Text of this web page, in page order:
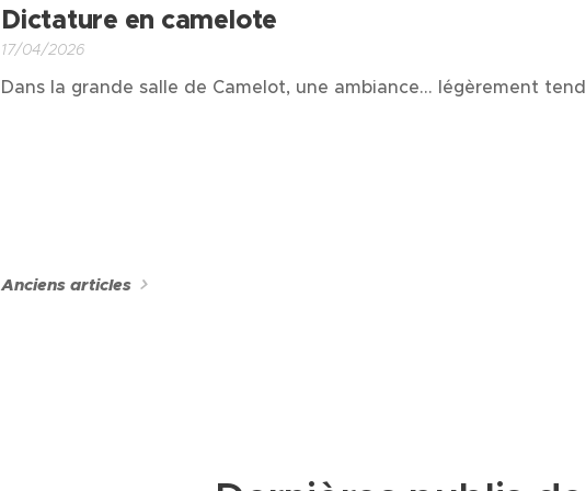
Dictature en camelote
17/04/2026
Dans la grande salle de Camelot, une ambiance… légèrement
Anciens articles